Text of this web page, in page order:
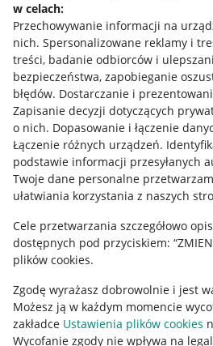
w celach:
Przechowywanie informacji na
nich. Spersonalizowane reklamy i
treści, badanie odbiorców i
bezpieczeństwa, zapobieganie
błędów. Dostarczanie i
Zapisanie decyzji dotyczących
o nich. Dopasowanie i łączenie
Łączenie różnych urządzeń.
podstawie informacji przesyłanych
Twoje dane personalne
ułatwiania korzystania z naszych
Cele przetwarzania szczegółowo
dostępnych pod przyciskiem:
plików cookies.
Zgodę wyrażasz dobrowolnie i jest
Możesz ją w każdym momencie
zakładce Ustawienia plików cookies
Wycofanie zgody nie wpływa na
Allegro Gadane dla sprzedających
Allegro Gadane dla kupujących
Mapa miejscowości
Informacje prawne
Regulamin
Polityka plików "cookies"
Ustawienia plików "cookies"
Udostępnianie lokalizacji
Informacje dla Aktu o Usługach
Pobierz aplikację